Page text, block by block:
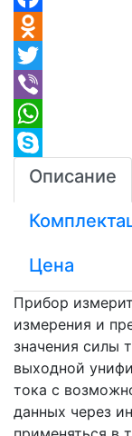
Описание
Цена
Прибор
измерения и
значения силы
выходной
тока с
данных через